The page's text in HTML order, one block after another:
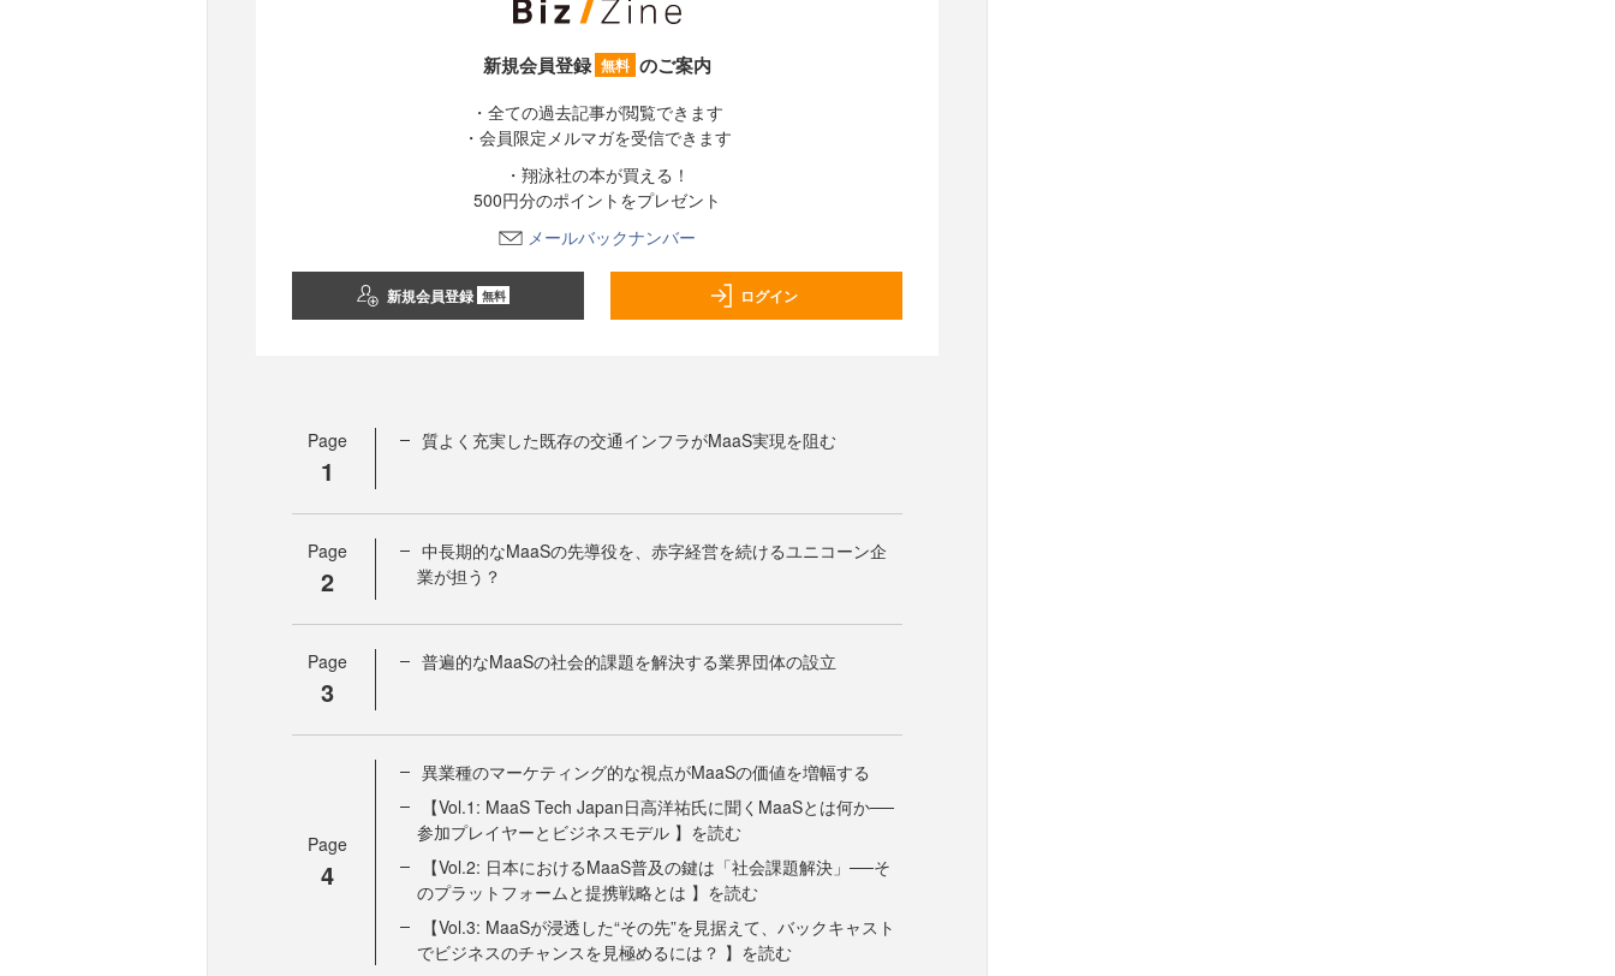
新規会員登録 無料 のご案内
・全ての過去記事が閲覧できます
・会員限定メルマガを受信できます
・翔泳社の本が買える！
500円分のポイントをプレゼント
メールバックナンバー
新規会員登録 無料 ログイン
Page
1
質よく充実した既存の交通インフラがMaaS実現を阻む
Page
2
中長期的なMaaSの先導役を、赤字経営を続けるユニコーン企
業が担う？
Page
3
普遍的なMaaSの社会的課題を解決する業界団体の設立
Page
4
異業種のマーケティング的な視点がMaaSの価値を増幅する
【Vol.1: MaaS Tech Japan日高洋祐氏に聞くMaaSとは何か──
参加プレイヤーとビジネスモデル 】を読む
【Vol.2: 日本におけるMaaS普及の鍵は「社会課題解決」──そ
のプラットフォームと提携戦略とは 】を読む
【Vol.3: MaaSが浸透した“その先”を見据えて、バックキャスト
でビジネスのチャンスを見極めるには？ 】を読む